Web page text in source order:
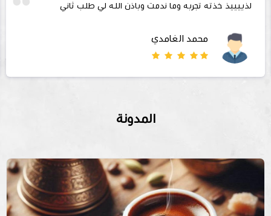
لذييييذ خذته تجربه وما ندمت وباذن الله لي طلب ثاني
محمد الغامدي
المدونة